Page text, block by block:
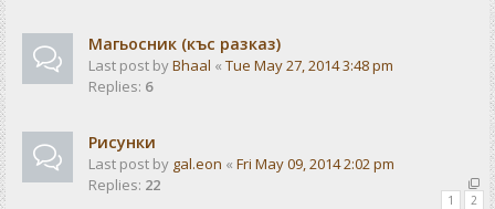
Магьосник (къс разказ)
Last post byBhaal « Tue May 27, 2014 3:48 pm
Replies: 6
Рисунки
Last post by gal.eon « Fri May 09, 2014 2:02 pm
Replies: 22
1 2